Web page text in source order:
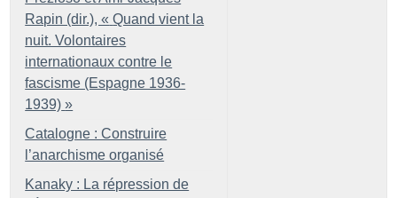
Rapin (dir.), « Quand vient la
nuit. Volontaires
internationaux contre le
fascisme (Espagne 1936-
1939) »
Catalogne : Construire
l’anarchisme organisé
Kanaky : La répression de